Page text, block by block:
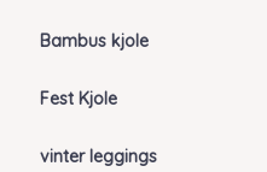
Bambus kjole
Fest Kjole
vinter leggings